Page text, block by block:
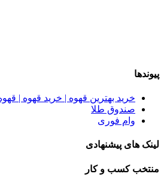
پیوندها
خرید بهترین قهوه | خرید قهوه |
صندوق طلا
وام فوری
لینک های پیشنهادی
منتخب کسب و کار